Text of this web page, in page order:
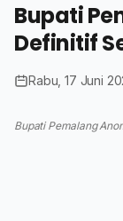
Bupati
Definitif
Rabu, 17 Juni
Bupati Pemalang